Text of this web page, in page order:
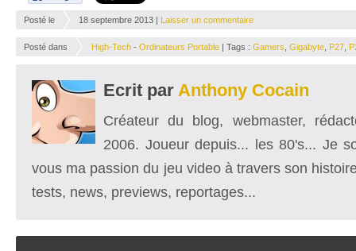
Posté le 18 septembre 2013 | Laisser un commentaire
Posté dans High-Tech - Ordinateurs Portable | Tags : Gamers Gigabyte P27
Ecrit par Anthony Cocain
Créateur du blog, webmaster,
2006. Joueur depuis... les 80's... Je
vous ma passion du jeu video à travers son
tests, news, previews, reportages...